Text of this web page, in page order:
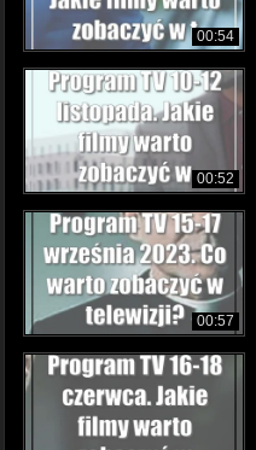
00:54
00:52
00:57